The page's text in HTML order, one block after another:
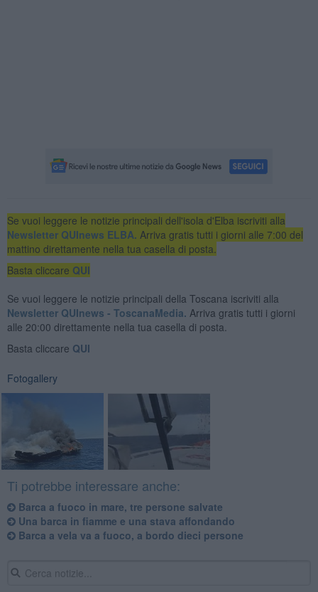
Se vuoi leggere le notizie principali dell'isola d'Elba iscriviti alla
Newsletter QUInews ELBA. Arriva gratis tutti i giorni alle 7:00 del
mattino direttamente nella tua casella di posta.
Basta cliccare QUI
Se vuoi leggere le notizie principali della Toscana iscriviti alla
Newsletter QUInews - ToscanaMedia. Arriva gratis tutti i giorni
alle 20:00 direttamente nella tua casella di posta.
Basta cliccare QUI
Fotogallery
Ti potrebbe interessare anche:
Barca a fuoco in mare, tre persone salvate
Una barca in fiamme e una stava affondando
Barca a vela va a fuoco, a bordo dieci persone